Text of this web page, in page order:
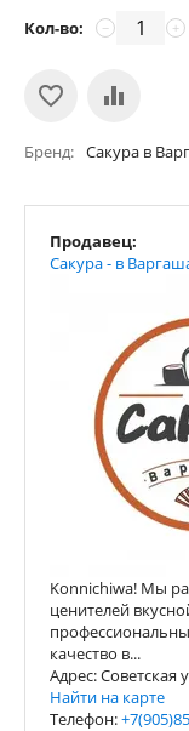
Кол-во: +
−
Бренд Сакура в
Продавец:
Сакура - в
Konnichiwa! Мы
ценителей
качество в...
Адрес: Советская
Найти на карте
Телефон: